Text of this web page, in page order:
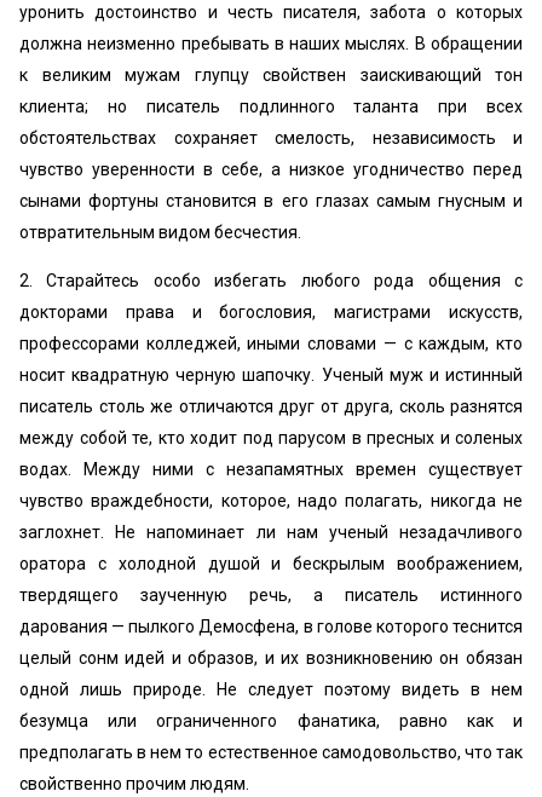
уронить достоинство и честь писателя, забота о которых
должна неизменно пребывать в наших мыслях. В обращении
к великим мужам глупцу свойствен заискивающий тон
клиента; но писатель подлинного таланта при всех
обстоятельствах сохраняет смелость, независимость и
чувство уверенности в себе, а низкое угодничество перед
сынами фортуны становится в его глазах самым гнусным и
отвратительным видом бесчестия.
2. Старайтесь особо избегать любого рода общения с
докторами права и богословия, магистрами искусств,
профессорами колледжей, иными словами — с каждым, кто
носит квадратную черную шапочку. Ученый муж и истинный
писатель столь же отличаются друг от друга, сколь разнятся
между собой те, кто ходит под парусом в пресных и соленых
водах. Между ними с незапамятных времен существует
чувство враждебности, которое, надо полагать, никогда не
заглохнет. Не напоминает ли нам ученый незадачливого
оратора с холодной душой и бескрылым воображением,
твердящего заученную речь, а писатель истинного
дарования — пылкого Демосфена, в голове которого теснится
целый сонм идей и образов, и их возникновению он обязан
одной лишь природе. Не следует поэтому видеть в нем
безумца или ограниченного фанатика, равно как и
предполагать в нем то естественное самодовольство, что так
свойственно прочим людям.